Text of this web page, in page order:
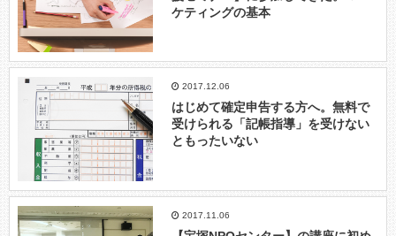
ケティングの基本
2017.12.06
はじめて確定申告する方へ。無料で
受けられる「記帳指導」を受けない
ともったいない
2017.11.06